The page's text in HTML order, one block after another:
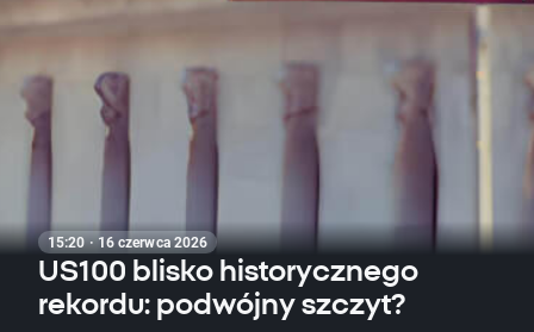
15:20 · 16 czerwca 2026
US100 blisko historycznego
rekordu: podwójny szczyt?